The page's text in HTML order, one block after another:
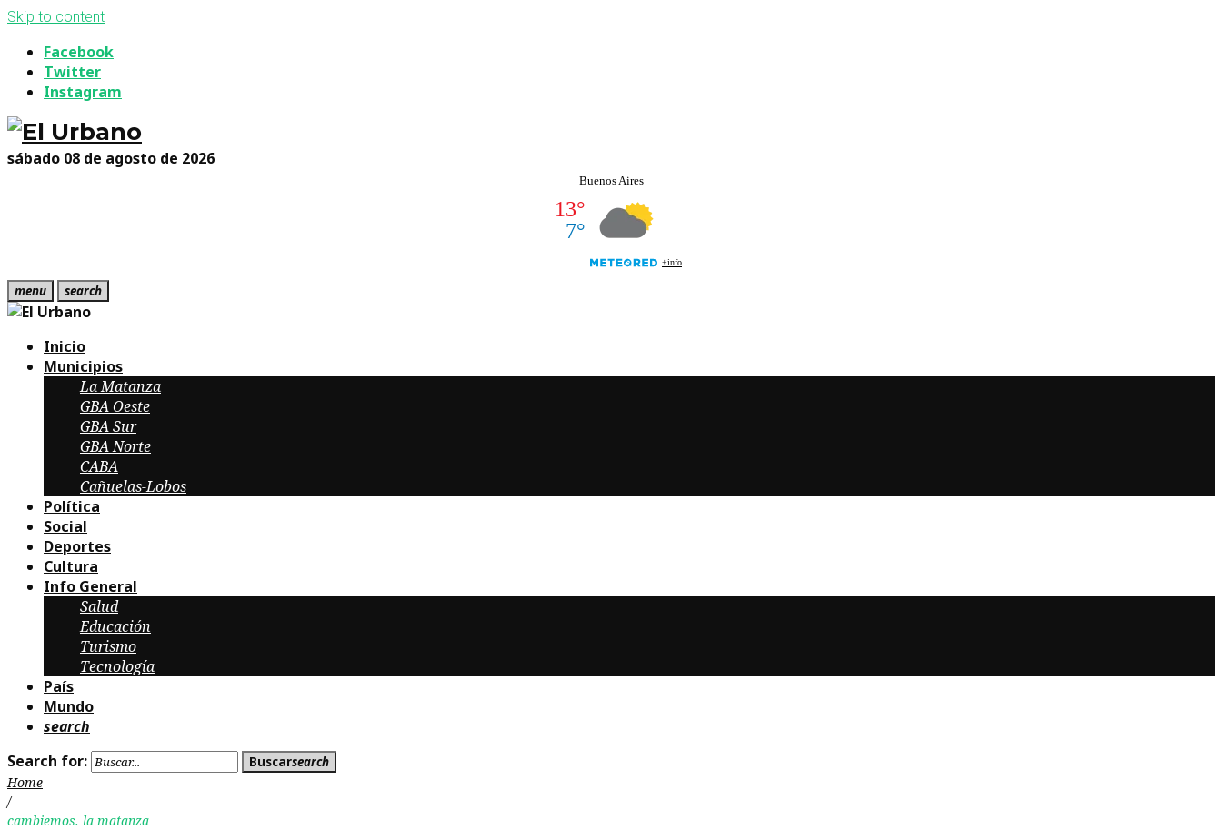
Skip to content
Facebook
Twitter
Instagram
sábado 08 de agosto de 2026
menu search
Inicio
Municipios
La Matanza
GBA Oeste
GBA Sur
GBA Norte
CABA
Cañuelas-Lobos
Política
Social
Deportes
Cultura
Info General
Salud
Educación
Turismo
Tecnología
País
Mundo
search
Search for:
Buscarsearch
Home
/
cambiemos. la matanza